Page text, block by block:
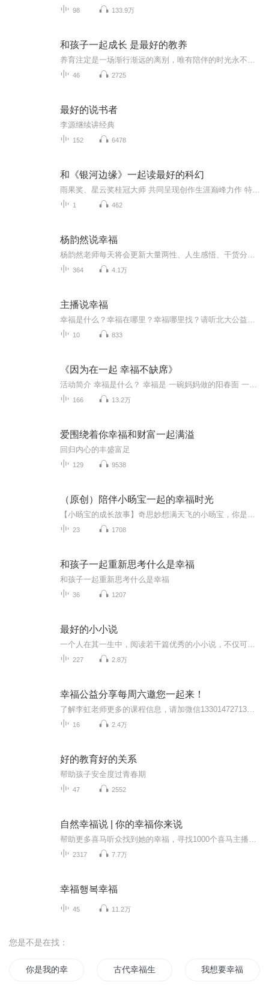
98 133.9万
和孩子一起成长 是最好的教养
46 2725
最好的说书者
李源继续讲经典
152 6478
和《银河边缘》一起读最好的科幻
1 462
杨韵然说幸福
364 4.1万
主播说幸福
10 833
《因为在一起 幸福不缺席》
166 13.2万
爱围绕着你幸福和财富一起满溢
回归内心的丰盛富足
129 9538
（原创）陪伴小旸宝一起的幸福时光
23 1708
和孩子一起重新思考什么是幸福
和孩子一起重新思考什么是幸福
36 1207
最好的小小说
227 2.8万
幸福公益分享每周六邀您一起来！
16 2.4万
好的教育好的关系
帮助孩子安全度过青春期
47 2552
自然幸福说 | 你的幸福你来说
2317 7.7万
幸福행복幸福
45 11.2万
您是不是在找：
你是我的幸福吗 古代幸福生活 我想要幸福